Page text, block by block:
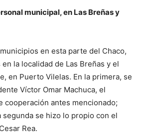
municipal, en Las Breñas y
en esta parte del Chaco,
la localidad de Las Breñas y el
en Puerto Vilelas. En la primera, se
Víctor Omar Machuca, el
cooperación antes mencionado;
segunda se hizo lo propio con el
Rea.